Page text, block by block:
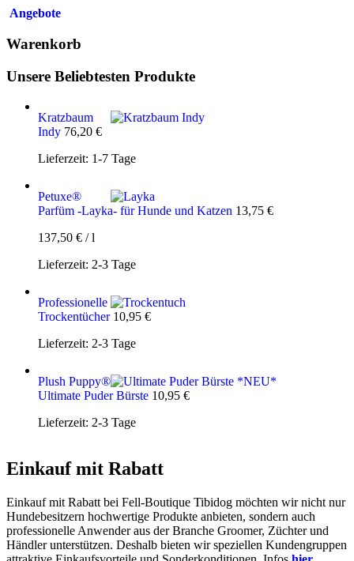
Angebote
Warenkorb
Unsere Beliebtesten Produkte
Kratzbaum
Indy 76,20 €
Lieferzeit: 1-7 Tage
Petuxe®
Parfüm -Layka- für Hunde und Katzen 13,75 €
137,50 € /l
Lieferzeit: 2-3 Tage
Professionelle
Trockentücher 10,95 €
Lieferzeit: 2-3 Tage
Plush Puppy®
Ultimate Puder Bürste 10,95 €
Lieferzeit: 2-3 Tage
Einkauf mit Rabatt
Einkauf mit Rabatt bei Fell-Boutique Tibidog möchten wir nicht nur
Hundebesitzern hochwertige Produkte anbieten, sondern auch
professionelle Anwender aus der Branche Groomer, Züchter und
Händler unterstützen. Deshalb bieten wir speziellen Kundengruppen